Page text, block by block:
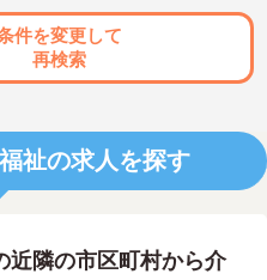
件を変更して
再検索
祉の求人を探す
近隣の市区町村から介